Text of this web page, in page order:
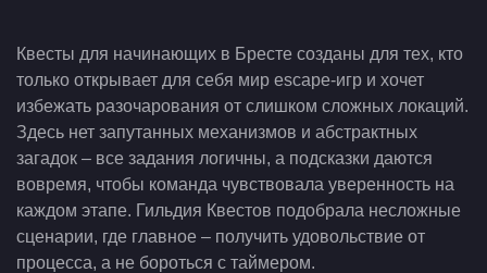
Квесты для начинающих в Бресте созданы для тех, кто
только открывает для себя мир escape-игр и хочет
избежать разочарования от слишком сложных локаций.
Здесь нет запутанных механизмов и абстрактных
загадок – все задания логичны, а подсказки даются
вовремя, чтобы команда чувствовала уверенность на
каждом этапе. Гильдия Квестов подобрала несложные
сценарии, где главное – получить удовольствие от
процесса, а не бороться с таймером.